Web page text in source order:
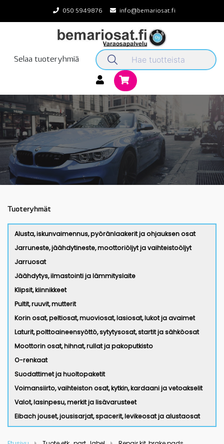
content
050 5949876 info@bemariosat.fi
Selaa tuoteryhmiä
Tuoteryhmät
Alusta, iskunvaimennus, pyöränlaakerit ja ohjauksen osat
Jarruneste, jäähdytineste, moottoriöljyt ja vaihteistoöljyt
Jarruosat
Jäähdytys, ilmastointi ja lämmityslaite
Klipsit, kiinnikkeet
Pultit, ruuvit, mutterit
Korin osat, peltiosat, muoviosat, lasiosat, lukot ja avaimet
Laturit, polttoaineensyöttö, sytytysosat, startit ja sähköosat
Moottorin osat, hihnat, rullat ja pakoputkisto
O-renkaat
Suodattimet ja huoltopaketit
Voimansiirto, vaihteiston osat, kytkin, kardaani ja vetoakselit
Valot, lasinpesu, merkit ja lisävarusteet
Eibach jouset, jousisarjat, spacerit, levikeosat ja alustaosat